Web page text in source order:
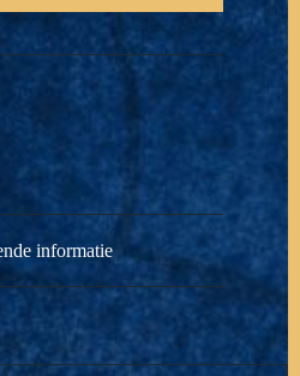
informatie